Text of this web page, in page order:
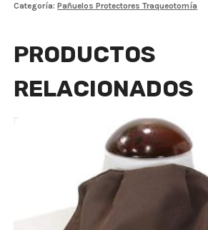
Categoría:Pañuelos Protectores Traqueotomía
PRODUCTOS
RELACIONADOS